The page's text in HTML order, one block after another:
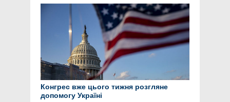
Конгрес вже цього тижня розгляне
допомогу Україні